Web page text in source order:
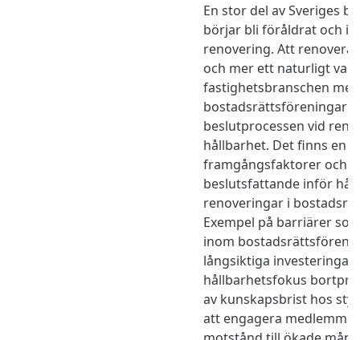
En stor del av Sveriges
börjar bli föråldrat och i
renovering. Att
och mer ett naturligt val
fastighetsbranschen
bostadsrättsföreningar
beslutprocessen vid
hållbarhet. Det finns en
framgångsfaktorer och
beslutsfattande inför
renoveringar i
Exempel på barriärer
inom
långsiktiga investeringar
hållbarhetsfokus
av kunskapsbrist hos
att engagera